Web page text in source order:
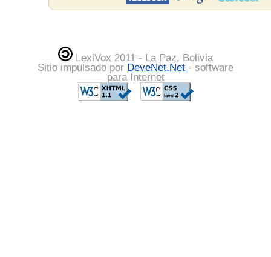
LexiVox 2011 - La Paz, Bolivia
Sitio impulsado por DeveNet.Net - software
para Internet